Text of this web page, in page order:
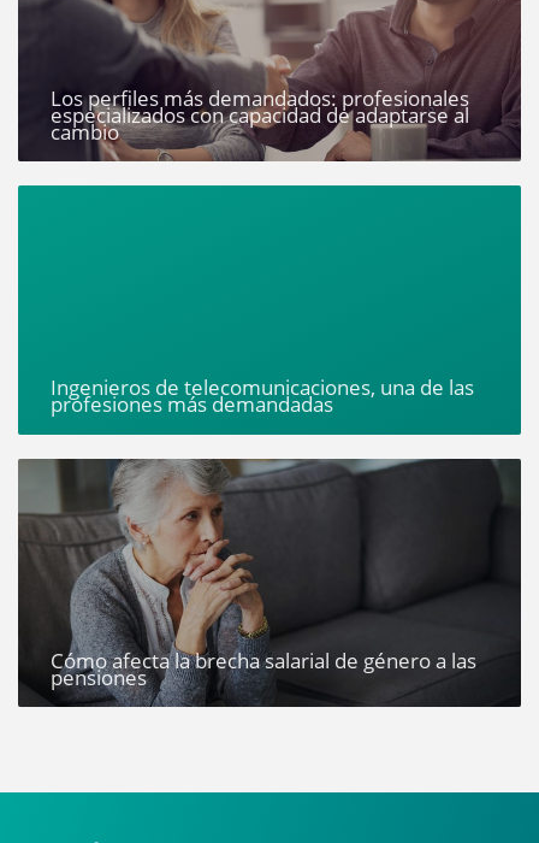
Los perfiles más demandados: profesionales
especializados con capacidad de adaptarse al
cambio
Ingenieros de telecomunicaciones, una de las
profesiones más demandadas
Cómo afecta la brecha salarial de género a las
pensiones